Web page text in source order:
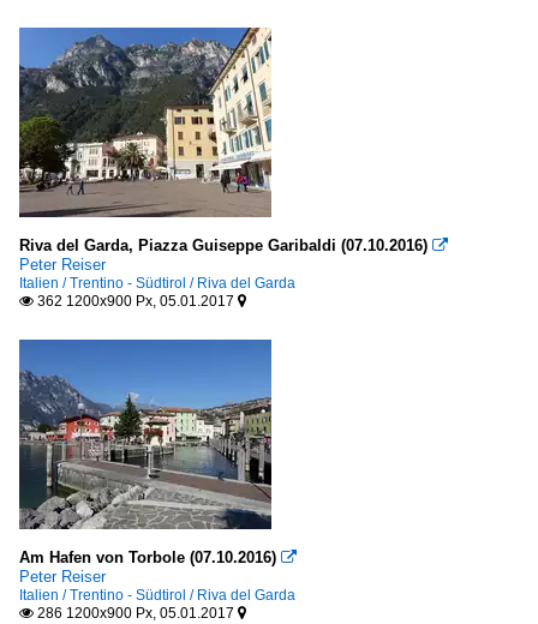
Riva del Garda, Piazza Guiseppe Garibaldi (07.10.2016) 
Peter Reiser
Italien / Trentino - Südtirol / Riva del Garda
 362 1200x900 Px, 05.01.2017 
Am Hafen von Torbole (07.10.2016) 
Peter Reiser
Italien / Trentino - Südtirol / Riva del Garda
 286 1200x900 Px, 05.01.2017 